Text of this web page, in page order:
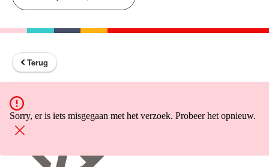
Terug
Sorry, er is iets misgegaan met het verzoek. Probeer het opnieuw.